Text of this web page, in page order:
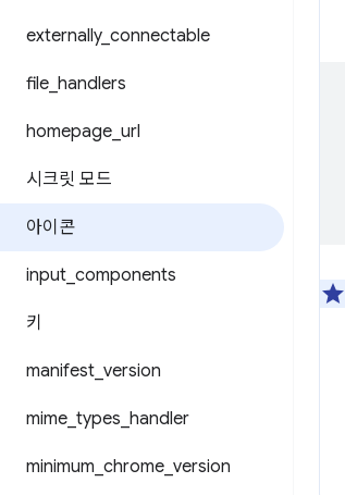
externally_ connectable
file handlers
homepage url
시크릿 모드
아이콘
input components
키
manifest version
mime types handler
minimum chrome version